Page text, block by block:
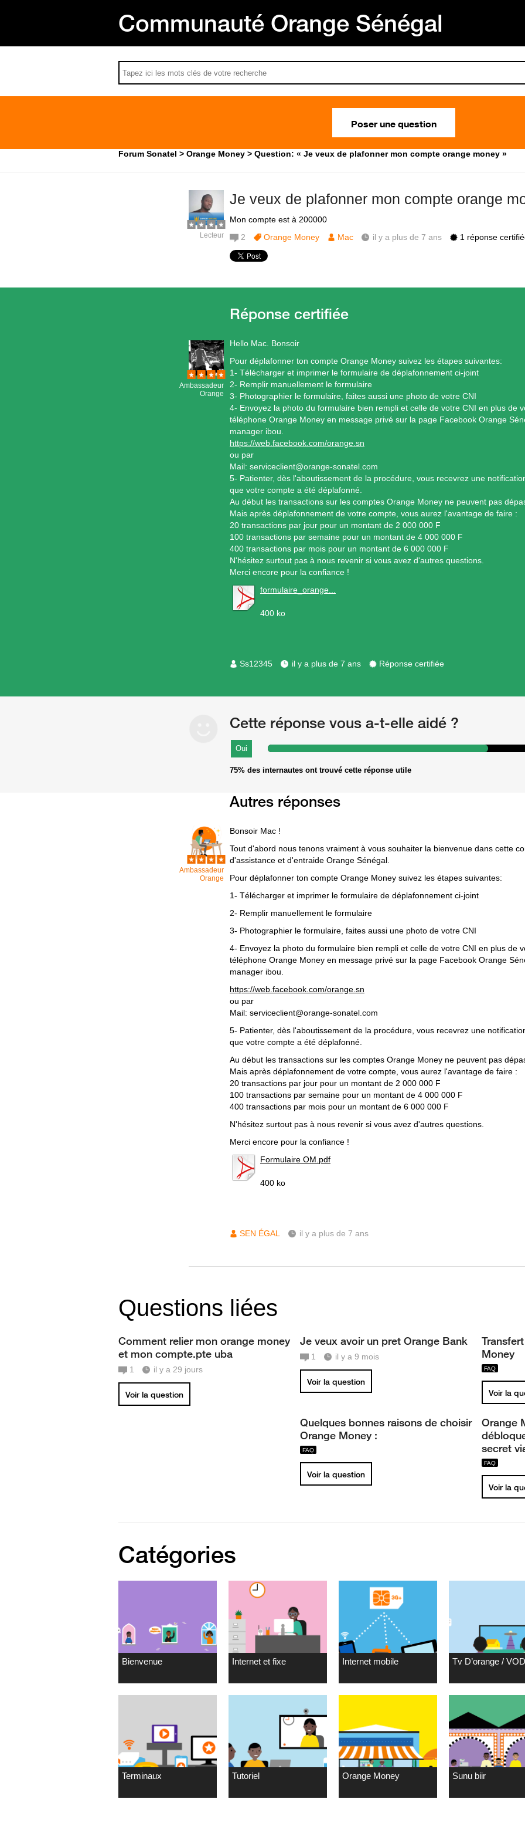
Communauté Orange Sénégal
Poser une question
Forum Sonatel Orange Money Question: « Je veux de plafonner mon compte orange money »
Je veux de plafonner mon compte orange
Mon compte est à 200000
Lecteur 2 Orange Money Mac il y a plus de 7 ans 1 réponse
Ambassadeur
Orange
Hello Mac. Bonsoir
Pour déplafonner ton compte Orange Money suivez les étapes suivantes:
1- Télécharger et imprimer le formulaire de déplafonnement ci-joint
2- Remplir manuellement le formulaire
3- Photographier le formulaire, faites aussi une photo de votre CNI
4- Envoyez la photo du formulaire bien rempli et celle de votre CNI en plus de
téléphone Orange Money en message privé sur la page Facebook Orange
manager ibou.
https://web.facebook.com/orange.sn
ou par
Mail: serviceclient@orange-sonatel.com
5- Patienter, dès l'aboutissement de la procédure, vous recevrez une
que votre compte a été déplafonné.
Au début les transactions sur les comptes Orange Money ne peuvent pas
Mais après déplafonnement de votre compte, vous aurez l'avantage de faire :
20 transactions par jour pour un montant de 2 000 000 F
100 transactions par semaine pour un montant de 4 000 000 F
400 transactions par mois pour un montant de 6 000 000 F
N'hésitez surtout pas à nous revenir si vous avez d'autres questions.
Merci encore pour la confiance !
formulaire_orange...
400 ko
Ss12345 il y a plus de 7 ans Réponse certifiée
Cette réponse vous a-t-elle aidé ?
Oui
75% des internautes ont trouvé cette réponse utile
Autres réponses
Ambassadeur
Orange
Bonsoir Mac !
Tout d'abord nous tenons vraiment à vous souhaiter la bienvenue dans cette
d'assistance et d'entraide Orange Sénégal.
Pour déplafonner ton compte Orange Money suivez les étapes suivantes:
1- Télécharger et imprimer le formulaire de déplafonnement ci-joint
2- Remplir manuellement le formulaire
3- Photographier le formulaire, faites aussi une photo de votre CNI
4- Envoyez la photo du formulaire bien rempli et celle de votre CNI en plus de
téléphone Orange Money en message privé sur la page Facebook Orange
manager ibou.
https://web.facebook.com/orange.sn
ou par
Mail: serviceclient@orange-sonatel.com
5- Patienter, dès l'aboutissement de la procédure, vous recevrez une
que votre compte a été déplafonné.
Au début les transactions sur les comptes Orange Money ne peuvent pas
Mais après déplafonnement de votre compte, vous aurez l'avantage de faire :
20 transactions par jour pour un montant de 2 000 000 F
100 transactions par semaine pour un montant de 4 000 000 F
400 transactions par mois pour un montant de 6 000 000 F
N'hésitez surtout pas à nous revenir si vous avez d'autres questions.
Merci encore pour la confiance !
Formulaire OM.pdf
400 ko
SEN ÉGAL il y a plus de 7 ans
Questions liées
Comment relier mon orange money
et mon compte.pte uba
1 il y a 29 jours
Voir la question
Je veux avoir un pret Orange Bank
1 il y a 9 mois
Voir la question
Money
Voir la
Quelques bonnes raisons de choisir
Orange Money :
Voir la question
Orange
secret
Voir la
Catégories
Bienvenue Internet et fixe Internet mobile Tv D’orange / VOD
Terminaux Tutoriel Orange Money Sunu biir